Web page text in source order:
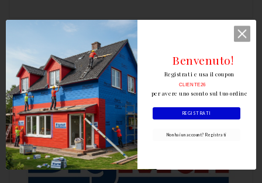
Dettagli del prodotto
REGISTRATI
Non hai un account? Registrati
Registrati e usa il coupon
per avere uno sconto sul tuo ordine
CLIENTE26
Benvenuto!